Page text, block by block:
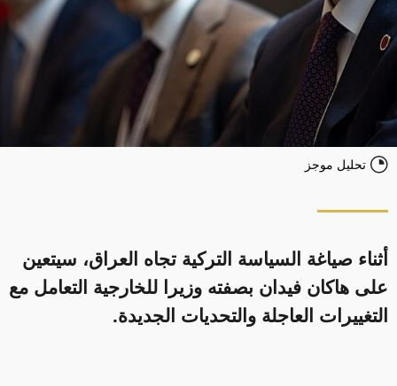
تحليل موجز
أثناء صياغة السياسة التركية تجاه العراق، سيتعين
على هاكان فيدان بصفته وزيرا للخارجية التعامل مع
التغييرات العاجلة والتحديات الجديدة.